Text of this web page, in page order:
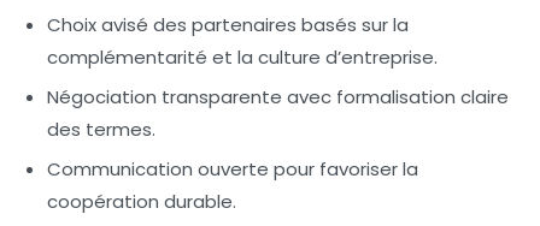
Choix avisé des partenaires basés sur la
complémentarité et la culture d’entreprise.
Négociation transparente avec formalisation claire
des termes.
Communication ouverte pour favoriser la
coopération durable.